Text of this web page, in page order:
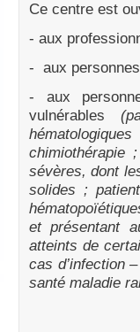
Ce centre est
- aux
- aux
- aux
vulnérables
chimiothérapie
sévères, dont
solides ;
et présentant
atteints de
cas d’infection
santé maladie